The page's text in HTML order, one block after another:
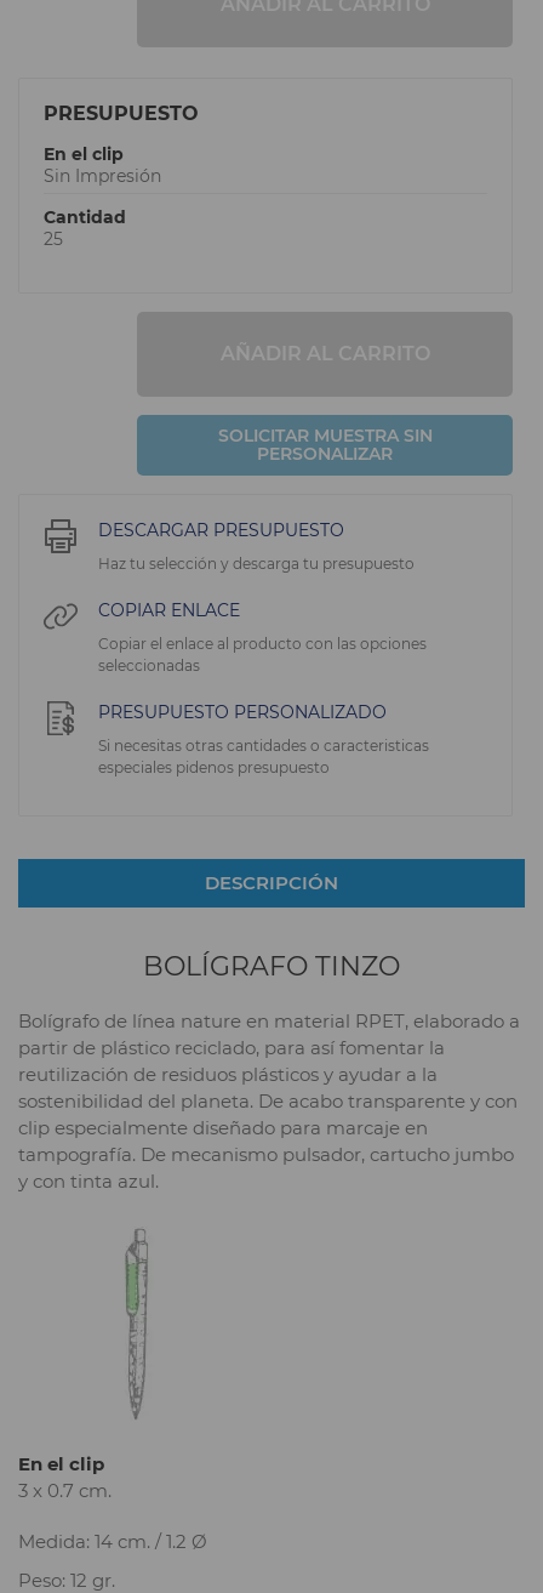
PRESUPUESTO
En el clip
Sin Impresión
Cantidad
25
AÑADIR AL CARRITO
SOLICITAR MUESTRA SIN
PERSONALIZAR
DESCARGAR PRESUPUESTO
Haz tu selección y descarga tu presupuesto
COPIAR ENLACE
Copiar el enlace al producto con las opciones
seleccionadas
PRESUPUESTO PERSONALIZADO
Si necesitas otras cantidades o caracteristicas
especiales pidenos presupuesto
DESCRIPCIÓN
BOLÍGRAFO TINZO
Bolígrafo de línea nature en material RPET, elaborado a
partir de plástico reciclado, para así fomentar la
reutilización de residuos plásticos y ayudar a la
sostenibilidad del planeta. De acabo transparente y con
clip especialmente diseñado para marcaje en
tampografía. De mecanismo pulsador, cartucho jumbo
y con tinta azul.
En el clip
3 x 0.7 cm.
Medida: 14 cm. / 1.2 Ø
Peso: 12 gr.